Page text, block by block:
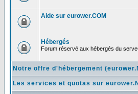
Aide sur eurower.COM
Hébergés
Forum réservé aux hébergés du
Notre offre d'hébergement
Les services et quotas sur